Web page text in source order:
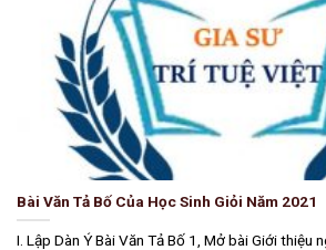
Bài Văn Tả Bố Của Học Sinh Giỏi Năm 2021
I. Lập Dàn Ý Bài Văn Tả Bố 1, Mở bài Giới thiệu